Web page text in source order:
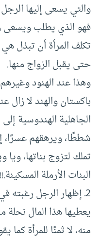
والتي يسعى إليها
فهو الذي يطلب ويسعى
تكلف المرأة أن تبذل هي
حتى يقبل الزواج منها.
وهذا عند الهنود
باكستان والهند لا
الجاهلية الهندوسية إلى
شططًا، ويرهقهم عسرًا،
تملك لتزوج بناتها، ويا
البنات الأرملة
2ـ إظهار الرجل رغبته
يعطيها هذا المال
منه، لا ثمنًا للمرأة